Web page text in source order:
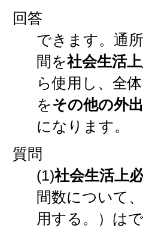
回答
できます。通
間を社会生活
ら使用し、全
をその他の外出
になります。
質問
(1)社会生活上
間数について
用する。）は